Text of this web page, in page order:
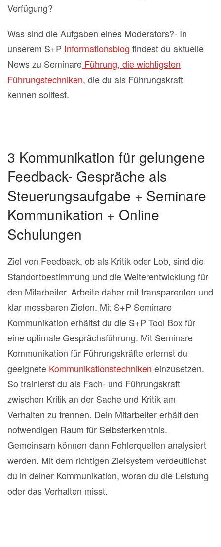
Verfügung?
Was sind die Aufgaben eines Moderators?- In
unserem S+P Informationsblog findest du aktuelle
News zu Seminare Führung, die wichtigsten
Führungstechniken, die du als Führungskraft
kennen solltest.
3 Kommunikation für gelungene
Feedback- Gespräche als
Steuerungsaufgabe + Seminare
Kommunikation + Online
Schulungen
Ziel von Feedback, ob als Kritik oder Lob, sind die
Standortbestimmung und die Weiterentwicklung für
den Mitarbeiter. Arbeite daher mit transparenten und
klar messbaren Zielen. Mit S+P Seminare
Kommunikation erhältst du die S+P Tool Box für
eine optimale Gesprächsführung. Mit Seminare
Kommunikation für Führungskräfte erlernst du
geeignete Kommunikationstechniken einzusetzen.
So trainierst du als Fach- und Führungskraft
zwischen Kritik an der Sache und Kritik am
Verhalten zu trennen. Dein Mitarbeiter erhält den
notwendigen Raum für Selbsterkenntnis.
Gemeinsam können dann Fehlerquellen analysiert
werden. Mit dem richtigen Zielsystem verdeutlichst
du in deiner Kommunikation, woran du die Leistung
oder das Verhalten misst.